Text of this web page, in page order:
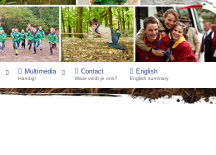
Multimedia
Handig!
Contact
Waar vindt je ons?
English
English summary